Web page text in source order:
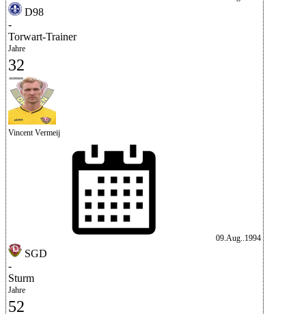
D98
-
Torwart-Trainer
Jahre
32
Vincent Vermeij
09.Aug..1994
SGD
-
Sturm
Jahre
52